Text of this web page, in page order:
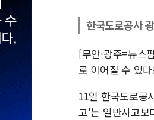
한국도로공사
[무안·광주=뉴스
로 이어질 수 있
11일 한국도로공
고'는 일반사고보